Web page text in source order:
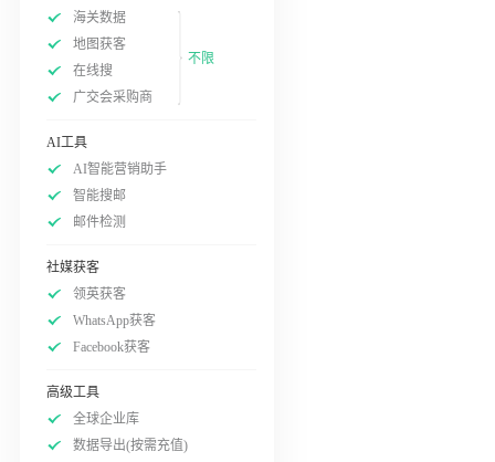
海关数据
地图获客
在线搜
广交会采购商
不限
AI工具
AI智能营销助手
智能搜邮
邮件检测
社媒获客
领英获客
WhatsApp获客
Facebook获客
高级工具
全球企业库
数据导出(按需充值)